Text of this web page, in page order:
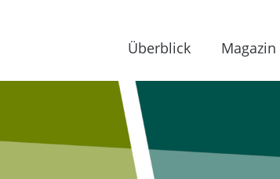
Überblick Magazin